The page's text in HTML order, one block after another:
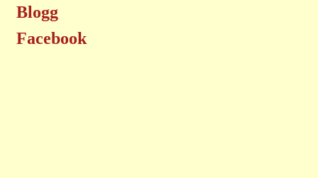
Blogg
Facebook